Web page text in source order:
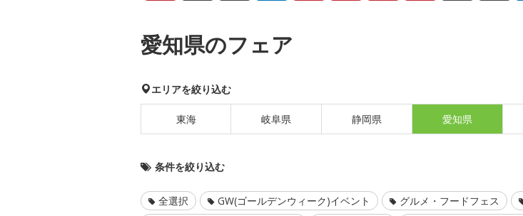
愛知県のフェア
エリアを絞り込む
東海 岐阜県 静岡県 愛知県
条件を絞り込む
全選択 GW(ゴールデンウィーク)イベント グルメ・フードフェス